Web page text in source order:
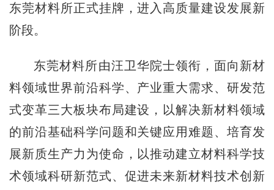
东莞材料所正式挂牌，进入高质量建设发展新
阶段。
东莞材料所由汪卫华院士领衔，面向新材
料领域世界前沿科学、产业重大需求、研发范
式变革三大板块布局建设，以解决新材料领域
的前沿基础科学问题和关键应用难题、培育发
展新质生产力为使命，以推动建立材料科学技
术领域科研新范式、促进未来新材料技术创新